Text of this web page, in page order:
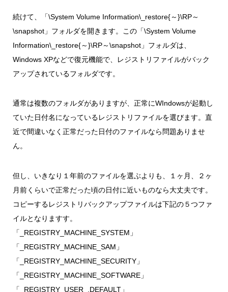
続けて、「\System Volume Information\_restore{～}\RP～
\snapshot」フォルダを開きます。この「\System Volume
Information\_restore{～}\RP～\snapshot」フォルダは、
Windows XPなどで復元機能で、レジストリファイルがバック
アップされているフォルダです。
通常は複数のフォルダがありますが、正常にWIndowsが起動し
ていた日付名になっているレジストリファイルを選びます。直
近で間違いなく正常だった日付のファイルなら問題ありませ
ん。
但し、いきなり１年前のファイルを選ぶよりも、１ヶ月、２ヶ
月前くらいで正常だった頃の日付に近いものなら大丈夫です。
コピーするレジストリバックアップファイルは下記の５つファ
イルとなりますす。
「_REGISTRY_MACHINE_SYSTEM」
「_REGISTRY_MACHINE_SAM」
「_REGISTRY_MACHINE_SECURITY」
「_REGISTRY_MACHINE_SOFTWARE」
「_REGISTRY_USER_.DEFAULT」